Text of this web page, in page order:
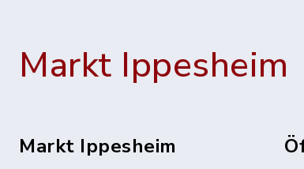
Markt Ippesheim
Markt Ippesheim